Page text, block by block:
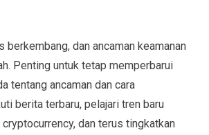
berkembang, dan ancaman keamanan
Penting untuk tetap memperbarui
tentang ancaman dan cara
berita terbaru, pelajari tren baru
cryptocurrency, dan terus tingkatkan